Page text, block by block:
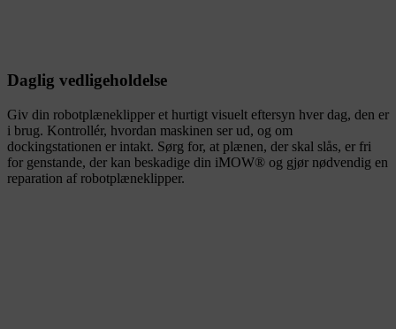
Daglig vedligeholdelse
Giv din robotplæneklipper et hurtigt visuelt eftersyn hver dag, den er
i brug. Kontrollér, hvordan maskinen ser ud, og om
dockingstationen er intakt. Sørg for, at plænen, der skal slås, er fri
for genstande, der kan beskadige din iMOW® og gjør nødvendig en
reparation af robotplæneklipper.